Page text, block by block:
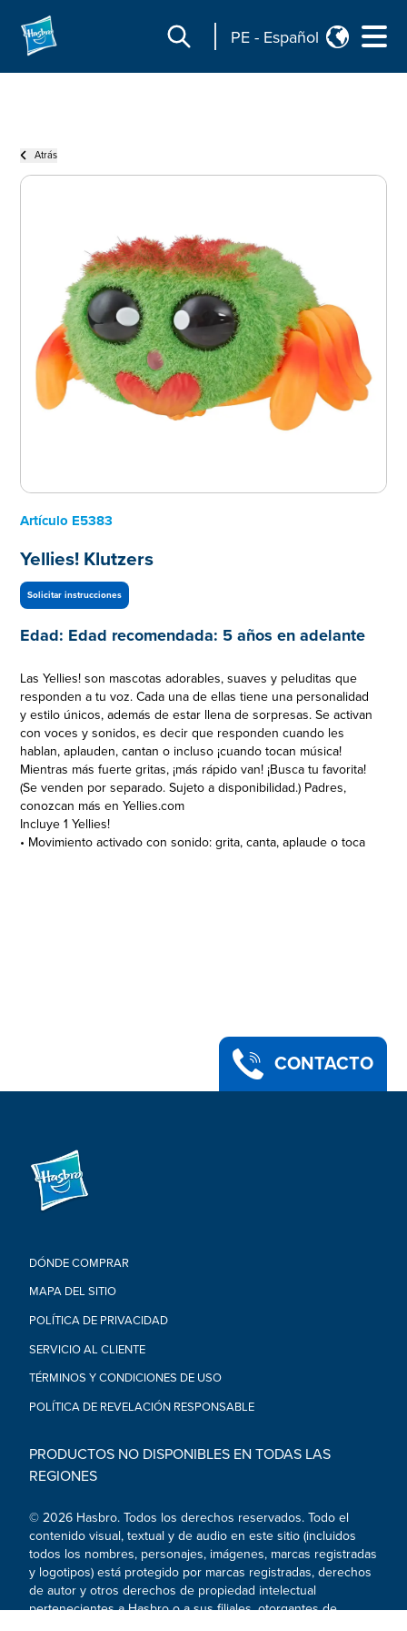
PE - Español
Atrás
Artículo E5383
Yellies! Klutzers
Solicitar instrucciones
Edad: Edad recomendada: 5 años en adelante
Las Yellies! son mascotas adorables, suaves y peluditas que
responden a tu voz. Cada una de ellas tiene una personalidad
y estilo únicos, además de estar llena de sorpresas. Se activan
con voces y sonidos, es decir que responden cuando les
hablan, aplauden, cantan o incluso ¡cuando tocan música!
Mientras más fuerte gritas, ¡más rápido van! ¡Busca tu favorita!
(Se venden por separado. Sujeto a disponibilidad.) Padres,
conozcan más en Yellies.com
Incluye 1 Yellies!
• Movimiento activado con sonido: grita, canta, aplaude o toca
• ADVERTENCIA: PELIGRO DE ASFIXIA: Pueden producirse
piezas pequeñas. No es para niños menores de 3 años.
• Limpiar suavemente con un paño limpio y seco. NO MOJAR.
CONTACTO
DÓNDE COMPRAR
MAPA DEL SITIO
POLÍTICA DE PRIVACIDAD
SERVICIO AL CLIENTE
TÉRMINOS Y CONDICIONES DE USO
POLÍTICA DE REVELACIÓN RESPONSABLE
PRODUCTOS NO DISPONIBLES EN TODAS LAS
REGIONES
© 2026 Hasbro. Todos los derechos reservados. Todo el
contenido visual, textual y de audio en este sitio (incluidos
todos los nombres, personajes, imágenes, marcas registradas
y logotipos) está protegido por marcas registradas, derechos
de autor y otros derechos de propiedad intelectual
pertenecientes a Hasbro o a sus filiales, otorgantes de